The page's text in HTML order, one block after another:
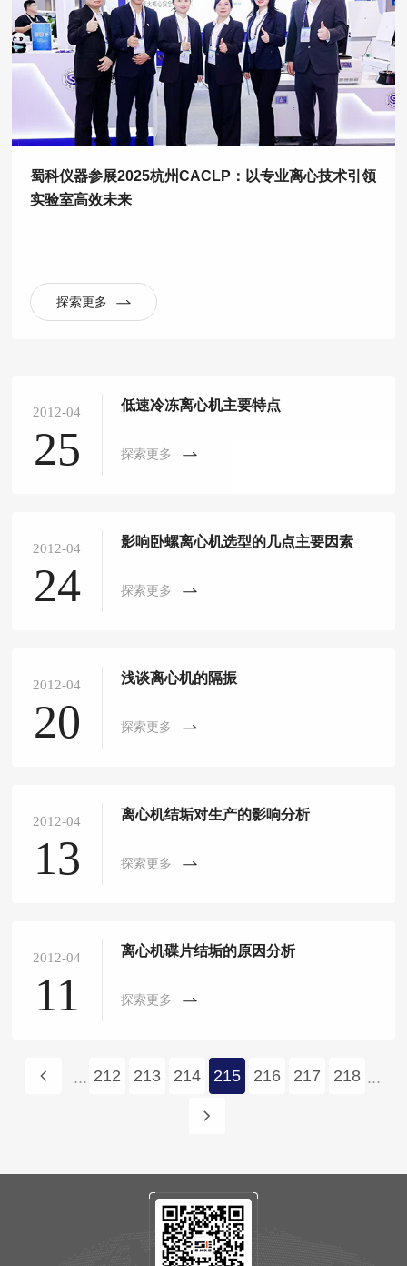
蜀科仪器参展2025杭州CACLP：以专业离心技术引领
实验室高效未来
探索更多
2012-04
25
低速冷冻离心机主要特点
探索更多
2012-04
24
影响卧螺离心机选型的几点主要因素
探索更多
2012-04
20
浅谈离心机的隔振
探索更多
2012-04
13
离心机结垢对生产的影响分析
探索更多
2012-04
11
离心机碟片结垢的原因分析
探索更多
... 212 213 214 215 216 217 218 ...